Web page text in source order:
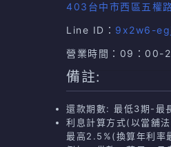
403台中市西區五權
Line ID： 9x2w6-
營業時間：09：00-
備註:
還款期數: 最低3期-最
利息計算方式(以當舖
最高2.5%(換算年利率